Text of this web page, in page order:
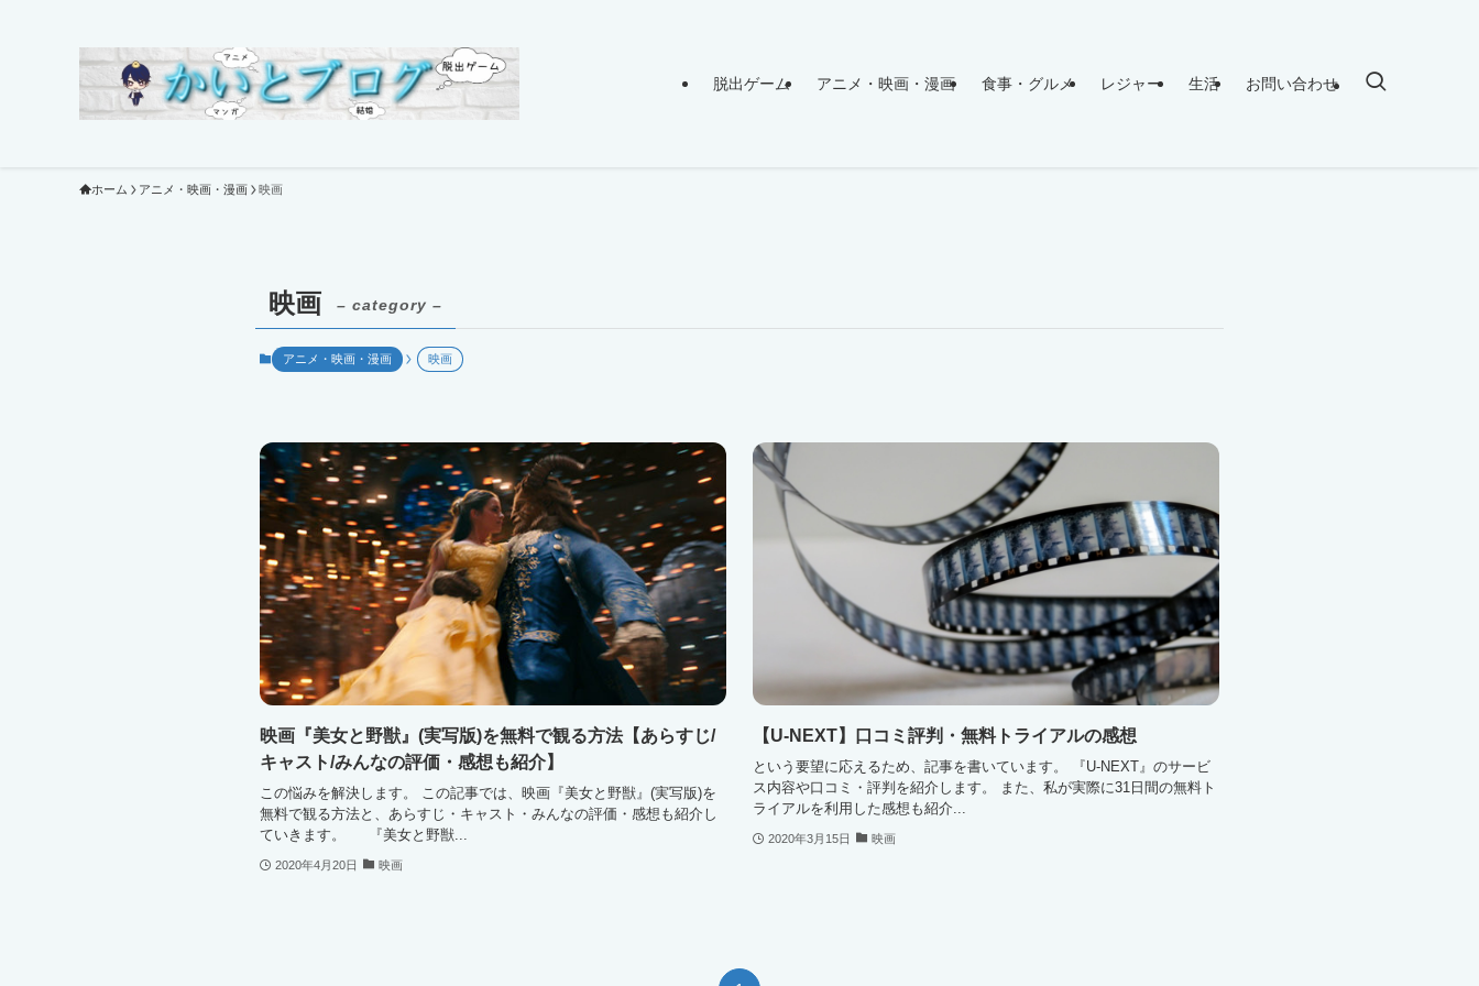
脱出ゲーム アニメ・映画・漫画 食事・グルメ レジャー 生活 お問い合わせ
ホーム アニメ・映画・漫画 映画
映画 – category –
アニメ・映画・漫画 映画
映画『美女と野獣』(実写版)を無料で観る方法【あらすじ/
キャスト/みんなの評価・感想も紹介】
この悩みを解決します。 この記事では、映画『美女と野獣』(実写版)を
無料で観る方法と、あらすじ・キャスト・みんなの評価・感想も紹介し
ていきます。 『美女と野獣...
2020年4月20日 映画
【U-NEXT】口コミ評判・無料トライアルの感想
という要望に応えるため、記事を書いています。 『U-NEXT』のサービ
ス内容や口コミ・評判を紹介します。 また、私が実際に31日間の無料ト
ライアルを利用した感想も紹介...
2020年3月15日 映画